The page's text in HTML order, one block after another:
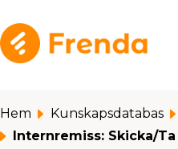
Hem Kunskapsdatabas
Internremiss: Skicka/